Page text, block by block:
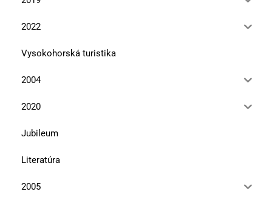
2022
Vysokohorská turistika
2004
2020
Jubileum
Literatúra
2005